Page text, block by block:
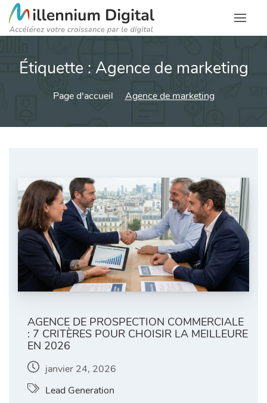
Étiquette : Agence de marketing
Page d'accueil Agence de marketing
AGENCE DE PROSPECTION COMMERCIALE
: 7 CRITÈRES POUR CHOISIR LA MEILLEURE
EN 2026
janvier 24, 2026
Lead Generation